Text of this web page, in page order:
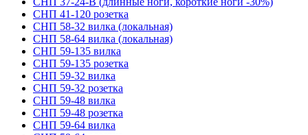
СНП 41-120 розетка
СНП 58-32 вилка (локальная)
СНП 58-64 вилка (локальная)
СНП 59-135 вилка
СНП 59-135 розетка
СНП 59-32 вилка
СНП 59-32 розетка
СНП 59-48 вилка
СНП 59-48 розетка
СНП 59-64 вилка